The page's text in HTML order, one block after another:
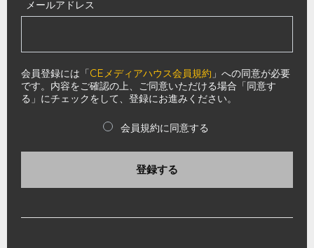
メールアドレス
会員登録には「CEメディアハウス会員規約 」への同意が必要
です。内容をご確認の上、ご同意いただける場合「同意す
る」にチェックをして、登録にお進みください。
会員規約に同意する
登録する